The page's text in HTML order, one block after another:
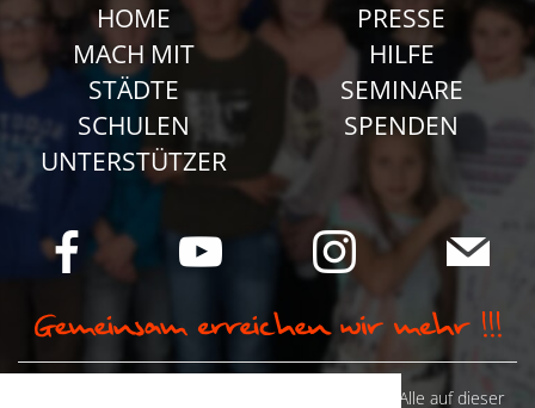
HOME
MACH MIT
STÄDTE
SCHULEN
UNTERSTÜTZER
PRESSE
HILFE
SEMINARE
SPENDEN
© Camp Stahl e.V. 2026 alle Rechte vorbehalten: Alle auf dieser